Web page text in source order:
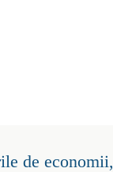
de economii,